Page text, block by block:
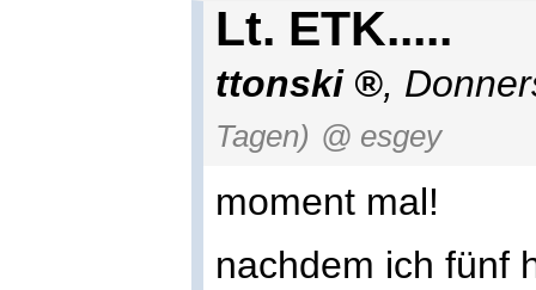
Lt. ETK.....
ttonski ,
Tagen) @ esgey
moment mal!
nachdem ich fünf